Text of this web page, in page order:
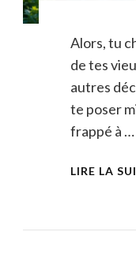
Alors, tu
de tes
autres
te poser
frappé à …
LIRE LA